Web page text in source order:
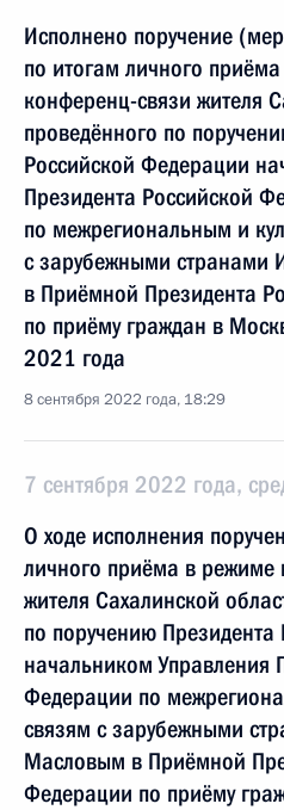
Исполнено поручение
по итогам личного
конференц-связи жителя
проведённого по
Российской Федерации
Президента Российской
по межрегиональным и
с зарубежными странами
в Приёмной Президента
по приёму граждан в
2021 года
8 сентября 2022 года, 18:29
7 сентября 2022 года,
О ходе исполнения
личного приёма в режиме
жителя Сахалинской
по поручению
начальником Управления
Федерации по
связям с зарубежными
Масловым в Приёмной
Федерации по приёму